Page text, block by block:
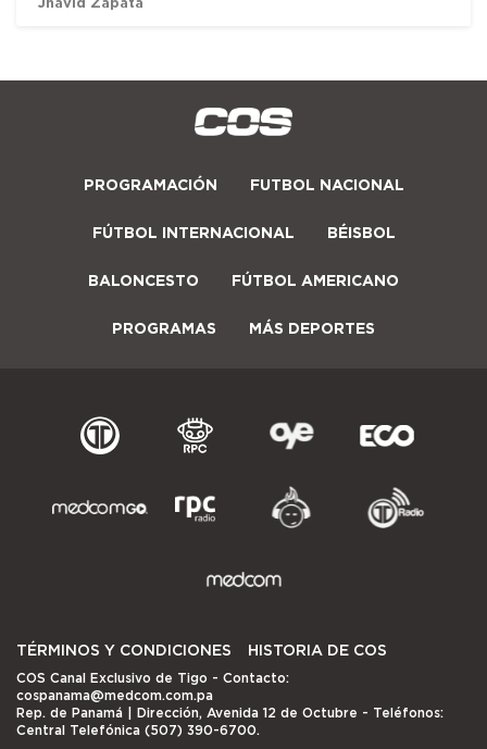
PROGRAMACIÓN FUTBOL NACIONAL
FÚTBOL INTERNACIONAL BÉISBOL
BALONCESTO FÚTBOL AMERICANO
PROGRAMAS MÁS DEPORTES
TÉRMINOS Y CONDICIONES HISTORIA DE COS
COS Canal Exclusivo de Tigo - Contacto:
cospanama@medcom.com.pa
Rep. de Panamá | Dirección, Avenida 12 de Octubre - Teléfonos:
Central Telefónica (507) 390-6700.